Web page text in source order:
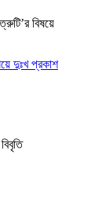
দুঃখ প্রকাশ